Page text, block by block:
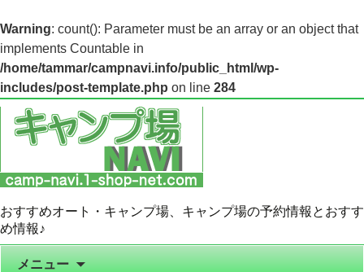
Warning: count(): Parameter must be an array or an object that
implements Countable in
/home/tammar/campnavi.info/public_html/wp-
includes/post-template.php on line 284
おすすめオート・キャンプ場、キャンプ場の予約情報とおすす
め情報♪
メニュー